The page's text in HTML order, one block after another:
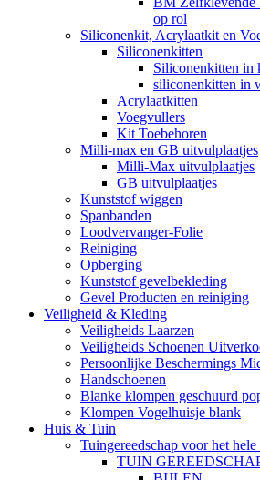
op rol
Siliconenkit, Acrylaatkit en
Siliconenkitten
Siliconenkitten in
siliconenkitten in
Acrylaatkitten
Voegvullers
Kit Toebehoren
Milli-max en GB uitvulplaatjes
Milli-Max uitvulplaatjes
GB uitvulplaatjes
Kunststof wiggen
Spanbanden
Loodvervanger-Folie
Reiniging
Opberging
Kunststof gevelbekleding
Gevel Producten en reiniging
Veiligheid & Kleding
Veiligheids Laarzen
Veiligheids Schoenen
Persoonlijke Beschermings
Handschoenen
Blanke klompen geschuurd
Klompen Vogelhuisje blank
Huis & Tuin
Tuingereedschap voor het hele
TUIN